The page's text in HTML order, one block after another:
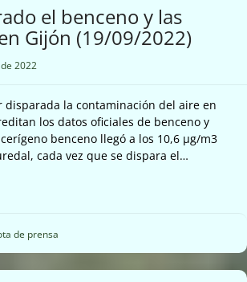
el benceno y las
Gijón (19/09/2022)
2022
disparada la contaminación del aire en
los datos oficiales de benceno y
benceno llegó a los 10,6 µg/m3
cada vez que se dispara el…
de prensa